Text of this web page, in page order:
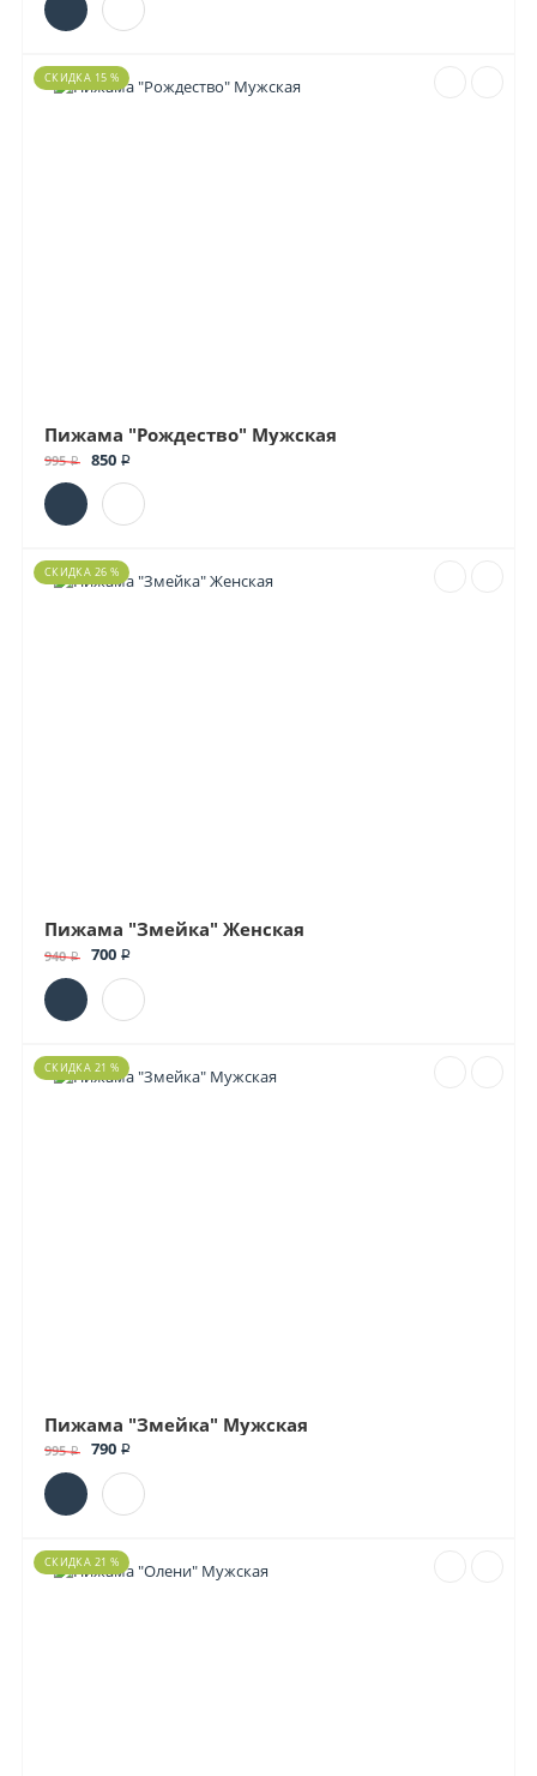
СКИДКА 15 %
Пижама "Рождество" Мужская
995 ₽ 850 ₽
СКИДКА 26 %
Пижама "Змейка" Женская
940 ₽ 700 ₽
СКИДКА 21 %
Пижама "Змейка" Мужская
995 ₽ 790 ₽
СКИДКА 21 %